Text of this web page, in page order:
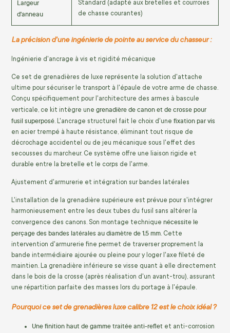
Largeur
d'anneau
Standard (adapté aux bretelles et courroies
de chasse courantes)
La précision d'une ingénierie de pointe au service du chasseur :
Ingénierie d'ancrage à vis et rigidité mécanique
Ce set de grenadières de luxe représente la solution d'attache
ultime pour sécuriser le transport à l'épaule de votre arme de chasse.
Conçu spécifiquement pour l'architecture des armes à bascule
verticale, ce kit intègre une grenadière de canon et de crosse pour
fusil superposé . L'ancrage structurel fait le choix d'une fixation par vis
en acier trempé à haute résistance, éliminant tout risque de
décrochage accidentel ou de jeu mécanique sous l'effet des
secousses du marcheur. Ce système offre une liaison rigide et
durable entre la bretelle et le corps de l'arme.
Ajustement d'armurerie et intégration sur bandes latérales
L'installation de la grenadière supérieure est prévue pour s'intégrer
harmonieusement entre les deux tubes du fusil sans altérer la
convergence des canons. Son montage technique nécessite le
perçage des bandes latérales au diamètre de 1,5 mm . Cette
intervention d'armurerie fine permet de traverser proprement la
bande intermédiaire ajourée ou pleine pour y loger l'axe fileté de
maintien. La grenadière inférieure se visse quant à elle directement
dans le bois de la crosse (après réalisation d'un avant-trou), assurant
une répartition parfaite des masses lors du portage à l'épaule.
Pourquoi ce set de grenadières luxe calibre 12 est le choix idéal ?
Une finition haut de gamme traitée anti-reflet et anti-corrosion